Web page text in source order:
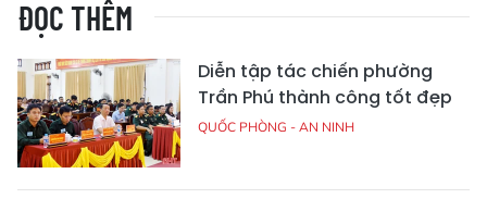
ĐỌC THÊM
Diễn tập tác chiến phường
Trần Phú thành công tốt đẹp
QUỐC PHÒNG - AN NINH